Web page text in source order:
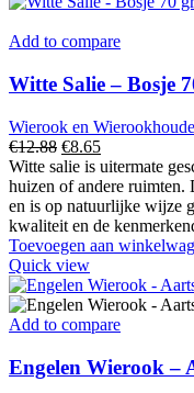
Add to compare
Witte Salie – Bosje
Wierook en
€12.88 Oorspronkelijke
prijs
was:
€12.88.
€8.65Huidige
prijs
is:
€8.65.
Witte salie is uitermate
huizen of andere
en is op natuurlijke wijze
kwaliteit en de
Toevoegen aan
Quick view
Add to compare
Engelen Wierook –